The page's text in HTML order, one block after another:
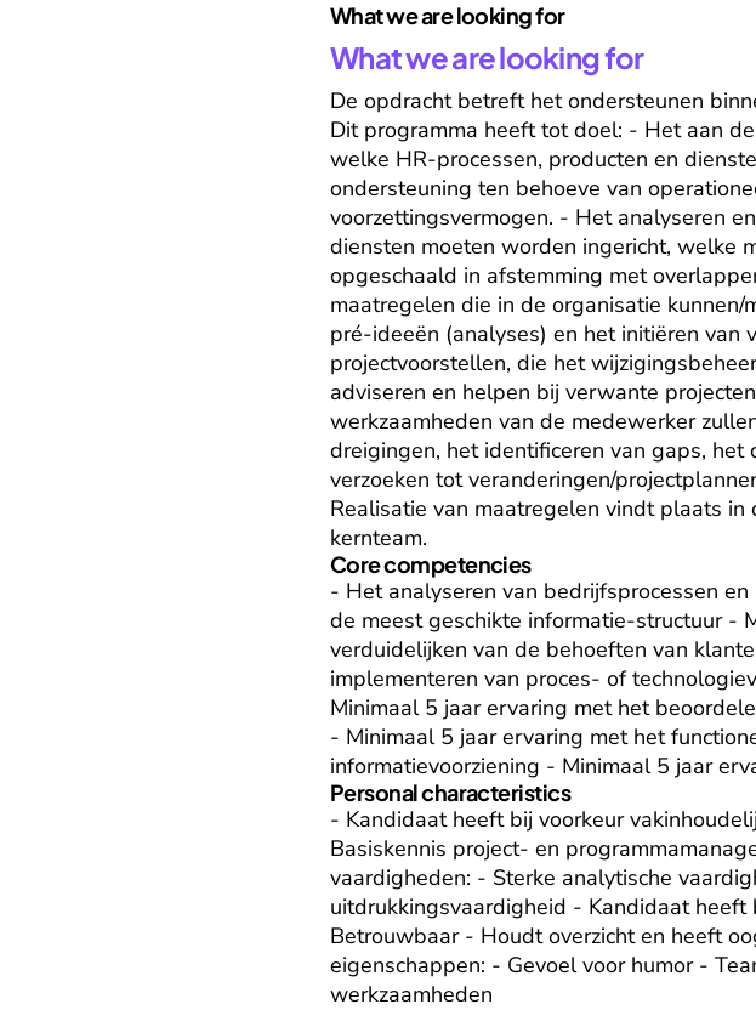
What we are looking for
What we are looking for
De opdracht betreft het ondersteunen
Dit programma heeft tot doel: - Het aan
welke HR-processen, producten en
ondersteuning ten behoeve van
voorzettingsvermogen. - Het analyseren
diensten moeten worden ingericht, welke
opgeschaald in afstemming met
maatregelen die in de organisatie
pré-ideeën (analyses) en het initiëren van
projectvoorstellen, die het
adviseren en helpen bij verwante
werkzaamheden van de medewerker
dreigingen, het identificeren van gaps,
verzoeken tot veranderingen/
Realisatie van maatregelen vindt plaats
kernteam.
Core competencies
- Het analyseren van bedrijfsprocessen
de meest geschikte informatie-structuur -
verduidelijken van de behoeften van
implementeren van proces- of
Minimaal 5 jaar ervaring met het
- Minimaal 5 jaar ervaring met het
informatievoorziening - Minimaal 5 jaar
Personal characteristics
- Kandidaat heeft bij voorkeur
Basiskennis project- en
vaardigheden: - Sterke analytische
uitdrukkingsvaardigheid - Kandidaat
Betrouwbaar - Houdt overzicht en heeft
eigenschappen: - Gevoel voor humor -
werkzaamheden